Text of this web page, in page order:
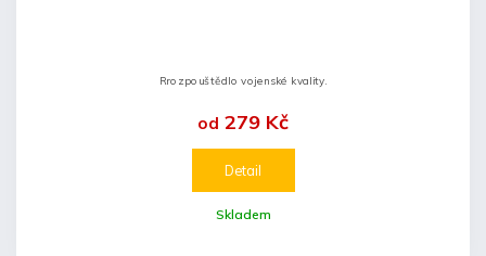
Skladem
od 279 Kč
Detail
Rrozpouštědlo vojenské kvality.